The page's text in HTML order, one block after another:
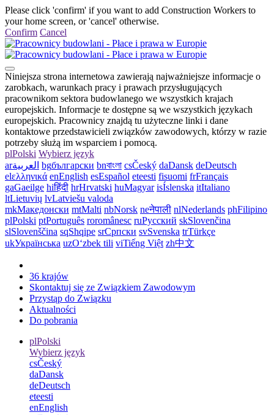
Please click 'confirm' if you want to add Construction Workers to
your home screen, or 'cancel' otherwise.
Confirm Cancel
Niniejsza strona internetowa zawierają najważniejsze informacje o
zarobkach, warunkach pracy i prawach przysługujących
pracownikom sektora budowlanego we wszystkich krajach
europejskich. Informacje te dostępne są we wszystkich językach
europejskich. Pracownicy znajdą tu użyteczne linki i dane
kontaktowe przedstawicieli związków zawodowych, którzy w razie
potrzeby służą im wsparciem i pomocą.
plPolski Wybierz język
arالعربية bgбългарски bnবাংলা csČeský daDansk deDeutsch
elελληνικά enEnglish esEspañol eteesti fisuomi frFrançais
gaGaeilge hiहिंदी hrHrvatski huMagyar isÍslenska itItaliano
ltLietuvių lvLatviešu valoda
mkМакедонски mtMalti nbNorsk neनेपाली nlNederlands phFilipino
plPolski ptPortuguês roromânesc ruРусский skSlovenčina
slSlovenščina sqShqipe srСрпски svSvenska trTürkçe
ukУкраїнська uzOʻzbek tili viTiếng Việt zh中文
36 krajów
Skontaktuj się ze Związkiem Zawodowym
Przystąp do Związku
Aktualności
Do pobrania
plPolski
Wybierz język
csČeský
daDansk
deDeutsch
eteesti
enEnglish